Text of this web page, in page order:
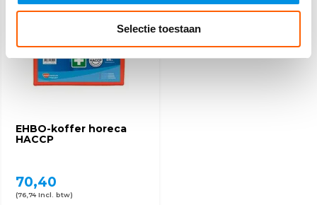
Selectie toestaan
EHBO-koffer horeca
HACCP
70,40
(76,74 Incl. btw)